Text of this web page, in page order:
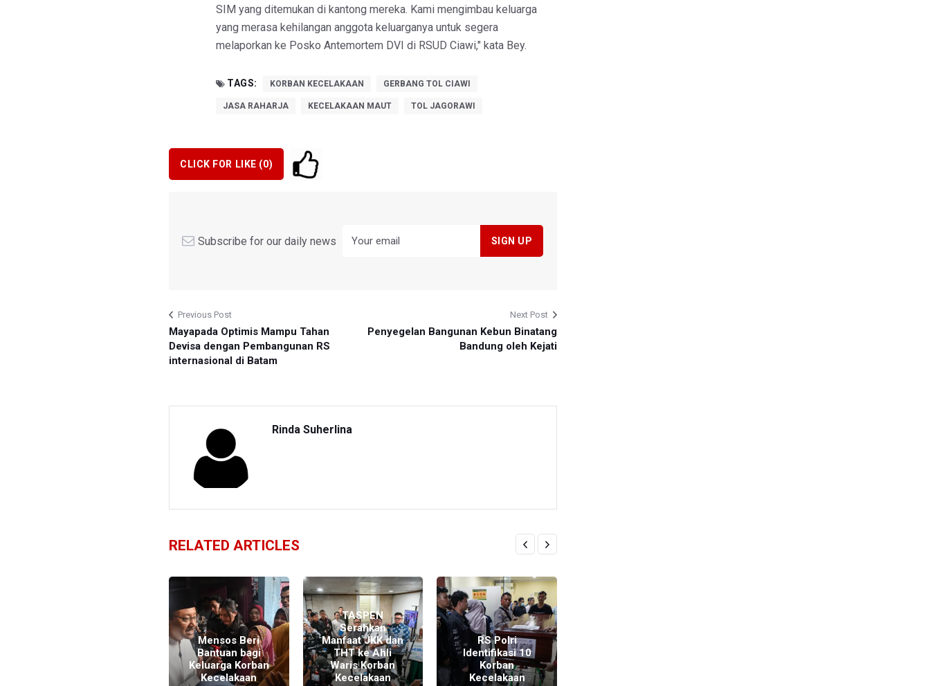
SIM yang ditemukan di kantong mereka. Kami mengimbau keluarga
yang merasa kehilangan anggota keluarganya untuk segera
melaporkan ke Posko Antemortem DVI di RSUD Ciawi," kata Bey.
TAGS: KORBAN KECELAKAAN GERBANG TOL CIAWI
JASA RAHARJA KECELAKAAN MAUT TOL JAGORAWI
CLICK FOR LIKE (0)
Subscribe for our daily news
Previous Post
Mayapada Optimis Mampu Tahan
Devisa dengan Pembangunan RS
internasional di Batam
Next Post
Penyegelan Bangunan Kebun Binatang
Bandung oleh Kejati
Rinda Suherlina
RELATED ARTICLES
Mensos Beri
Bantuan bagi
Keluarga Korban
Kecelakaan
TASPEN
Serahkan
Manfaat JKK dan
THT ke Ahli
Waris Korban
Kecelakaan
RS Polri
Identifikasi 10
Korban
Kecelakaan